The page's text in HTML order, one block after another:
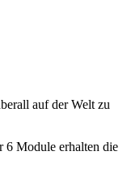
auf der Welt zu
6 Module erhalten die